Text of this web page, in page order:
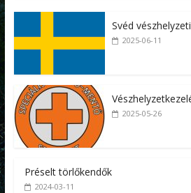
Svéd
2025-06-11
2025-05-26
Préselt törlőkendők
2024-03-11